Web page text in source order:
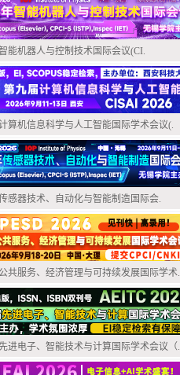
能机器人与控制技术国际会议(CI.
算机信息科学与人工智能国际学术会议(.
感器技术、自动化与智能制造国际会.
共服务、经济管理与可持续发展国际学术.
进电子、智能技术与计算国际学术会议（.